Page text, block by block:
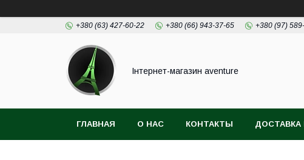
+380 (63) 427-60-22 +380 (66) 943-37-65 +380 (97)
Інтернет-магазин aventure
ГЛАВНАЯ О НАС КОНТАКТЫ ДОСТАВКА